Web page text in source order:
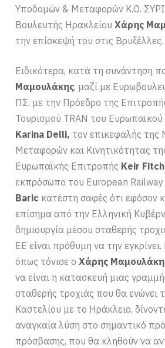
Υποδομών & Μεταφορών Κ.Ο.
Βουλευτής ΗρακλείουΧάρης
την επίσκεψή του στις Βρυξέλλες.
Ειδικότερα, κατά τη συνάντηση
Μαμουλάκης, μαζί με
ΠΣ, με την Πρόεδρο της
Τουρισμού TRAN του Ευρωπαϊκού
Κarina Delli, τον επικεφαλής της
Μεταφορών και Κινητικότητας
Ευρωπαϊκής Επιτροπής Keir Fitch
εκπρόσωπο του European Railway
Baric κατέστη σαφές ότι εφόσον
επίσημα από την Ελληνική
δημιουργία μέσου σταθερής
ΕΕ είναι πρόθυμη να την
όπως τόνισε οΧάρης
να είναι η κατασκευή μιας
σταθερής τροχιάς που θα ενώνει
Καστελίου με το Ηράκλειο,
αναγκαία λύση στο σημαντικό
πρόσβασης, που θα κληθούν να